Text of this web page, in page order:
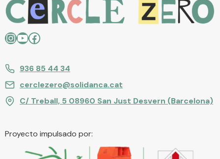
Instagram
YouTube
Facebook
936 85 44 34
cerclezero@solidanca.cat
C/ Treball, 5 08960 San Just Desvern (Barcelona)
Proyecto impulsado por: